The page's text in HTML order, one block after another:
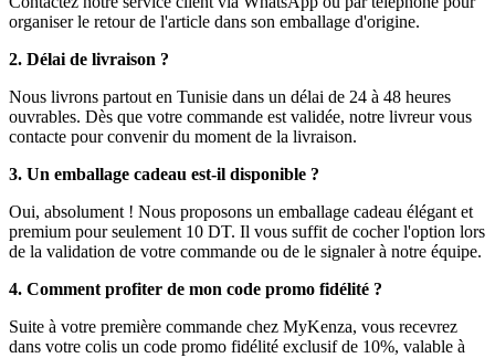
organiser le retour de l'article dans son emballage d'origine.
2. Délai de livraison ?
Nous livrons partout en Tunisie dans un délai de 24 à 48 heures
ouvrables. Dès que votre commande est validée, notre livreur vous
contacte pour convenir du moment de la livraison.
3. Un emballage cadeau est-il disponible ?
Oui, absolument ! Nous proposons un emballage cadeau élégant et
premium pour seulement 10 DT. Il vous suffit de cocher l'option lors
de la validation de votre commande ou de le signaler à notre équipe.
4. Comment profiter de mon code promo fidélité ?
Suite à votre première commande chez MyKenza, vous recevrez
dans votre colis un code promo fidélité exclusif de 10%, valable à